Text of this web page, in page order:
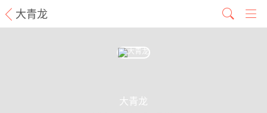
大青龙
大青龙